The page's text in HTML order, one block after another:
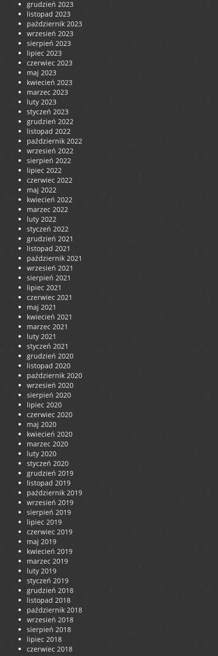
grudzień 2023
listopad 2023
październik 2023
wrzesień 2023
sierpień 2023
lipiec 2023
czerwiec 2023
maj 2023
kwiecień 2023
marzec 2023
luty 2023
styczeń 2023
grudzień 2022
listopad 2022
październik 2022
wrzesień 2022
sierpień 2022
lipiec 2022
czerwiec 2022
maj 2022
kwiecień 2022
marzec 2022
luty 2022
styczeń 2022
grudzień 2021
listopad 2021
październik 2021
wrzesień 2021
sierpień 2021
lipiec 2021
czerwiec 2021
maj 2021
kwiecień 2021
marzec 2021
luty 2021
styczeń 2021
grudzień 2020
listopad 2020
październik 2020
wrzesień 2020
sierpień 2020
lipiec 2020
czerwiec 2020
maj 2020
kwiecień 2020
marzec 2020
luty 2020
styczeń 2020
grudzień 2019
listopad 2019
październik 2019
wrzesień 2019
sierpień 2019
lipiec 2019
czerwiec 2019
maj 2019
kwiecień 2019
marzec 2019
luty 2019
styczeń 2019
grudzień 2018
listopad 2018
październik 2018
wrzesień 2018
sierpień 2018
lipiec 2018
czerwiec 2018